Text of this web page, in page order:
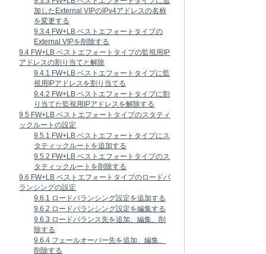
加したExternal VIPのIPv4アドレスの名称
を変更する
9.3.4 FW+LB ベストエフォートタイプの
External VIPを削除する
9.4 FW+LB ベストエフォートタイプの監視用IP
アドレスの割り当てと解除
9.4.1 FW+LB ベストエフォートタイプに監
視用IPアドレスを割り当てる
9.4.2 FW+LB ベストエフォートタイプに割
り当てた監視用IPアドレスを解除する
9.5 FW+LB ベストエフォートタイプのスタティ
ックルートの設定
9.5.1 FW+LB ベストエフォートタイプにス
タティックルートを追加する
9.5.2 FW+LB ベストエフォートタイプのス
タティックルートを削除する
9.6 FW+LB ベストエフォートタイプのロードバ
ランシングの設定
9.6.1 ロードバランシング設定を追加する
9.6.2 ロードバランシング設定を編集する
9.6.3 ロードバランス先を追加、編集、削
除する
9.6.4 フェールオーバー先を追加、編集、
削除する